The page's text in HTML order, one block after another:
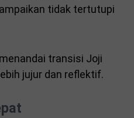
tidak tertutupi
transisi Joji
jujur dan reflektif.